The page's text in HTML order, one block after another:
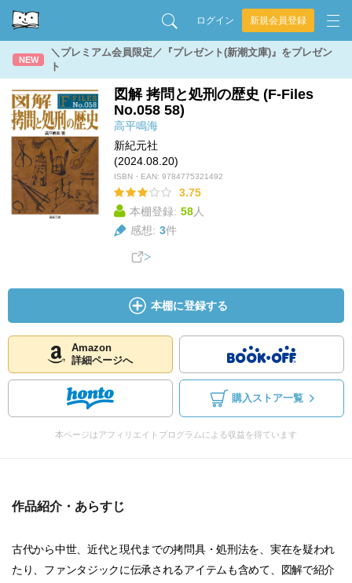
ログイン 新規会員登録
NEW
＼プレミアム会員限定／『プレゼント(新潮文庫)』をプレゼン
ト
図解 拷問と処刑の歴史 (F-Files
No.058 58)
高平鳴海
新紀元社
(2024.08.20)
ISBN・EAN: 9784775321492
3.75
本棚登録: 58人
感想: 3件
本棚に登録する
Amazon
詳細ページへ
購入ストア一覧
本ページはアフィリエイトプログラムによる収益を得ています
作品紹介・あらすじ
古代から中世、近代と現代までの拷問具・処刑法を、実在を疑われ
たり、ファンタジックに伝承されるアイテムも含めて、図解で紹介